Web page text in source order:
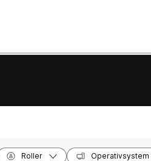
Roller Operativsystem